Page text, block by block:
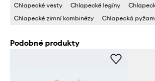
Chlapecké vesty Chlapecké legíny
Chlapecké zimní kombinézy
Chlapecká
Podobné produkty